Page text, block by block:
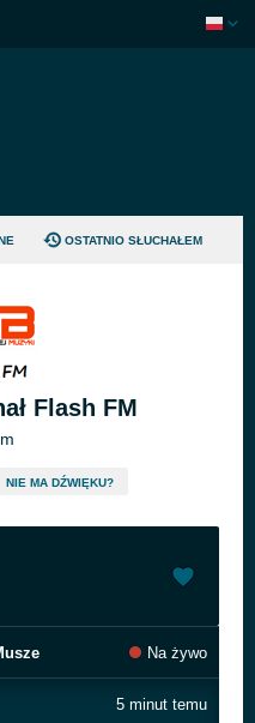
OSTATNIO SŁUCHAŁEM
Flash FM
NIE MA DŹWIĘKU?
Na żywo
5 minut temu